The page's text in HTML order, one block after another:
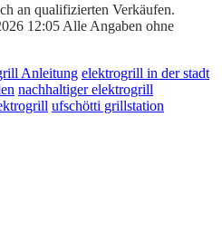
an qualifizierten Verkäufen.
12:05 Alle Angaben ohne
Anleitung elektrogrill in der stadt
nachhaltiger elektrogrill
ufschötti grillstation